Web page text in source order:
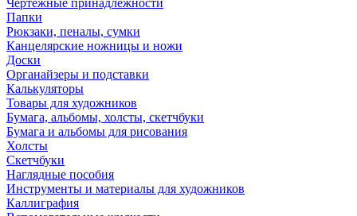
Чертежные принадлежности
Папки
Рюкзаки, пеналы, сумки
Канцелярские ножницы и ножи
Доски
Органайзеры и подставки
Калькуляторы
Товары для художников
Бумага, альбомы, холсты, скетчбуки
Бумага и альбомы для рисования
Холсты
Скетчбуки
Наглядные пособия
Инструменты и материалы для художников
Каллиграфия